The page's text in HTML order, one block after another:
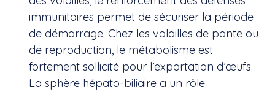
immunitaires permet de sécuriser la période
de démarrage. Chez les volailles de ponte ou
de reproduction, le métabolisme est
fortement sollicité pour l’exportation d’œufs.
La sphère hépato-biliaire a un rôle